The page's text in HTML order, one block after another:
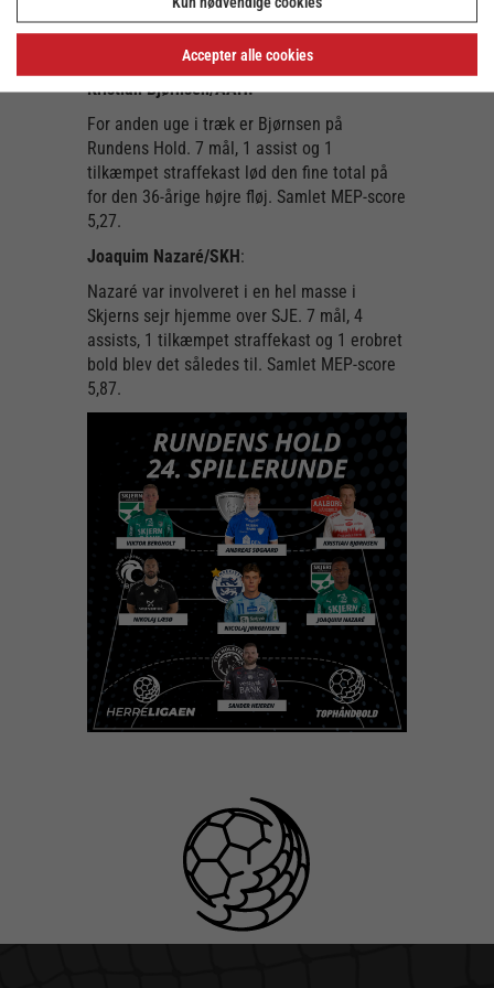
at den er lig med rundens allerbedste
præstation af alle spillere målt på MEP-
point. Samlet MEP-score 7,57.
Kristian Bjørnsen/AAH:
For anden uge i træk er Bjørnsen på
Rundens Hold. 7 mål, 1 assist og 1
tilkæmpet straffekast lød den fine total på
for den 36-årige højre fløj. Samlet MEP-score
5,27.
Joaquim Nazaré/SKH:
Nazaré var involveret i en hel masse i
Skjerns sejr hjemme over SJE. 7 mål, 4
assists, 1 tilkæmpet straffekast og 1 erobret
bold blev det således til. Samlet MEP-score
5,87.
Accepter alle cookies